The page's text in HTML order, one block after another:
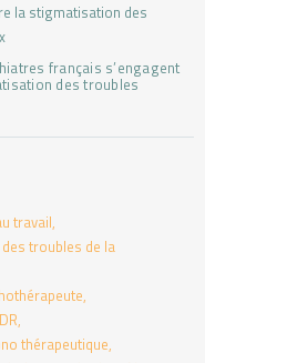
français s’engagent
des troubles
travail
troubles de la
thérapeutique